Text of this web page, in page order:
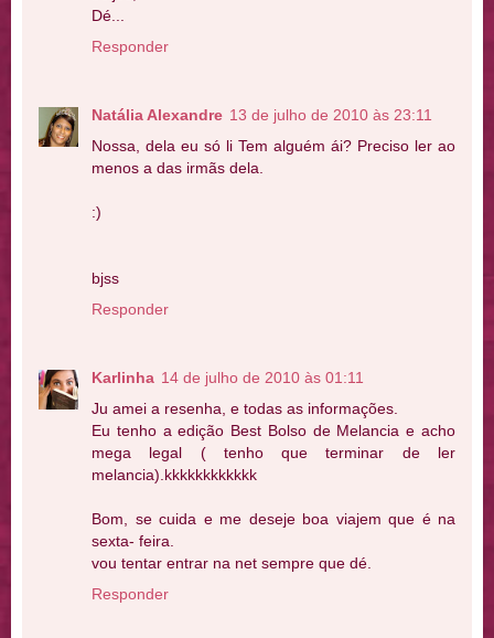
Dé...
Responder
Natália Alexandre 13 de julho de 2010 às 23:11
Nossa, dela eu só li Tem alguém ái? Preciso ler ao
menos a das irmãs dela.
:)
bjss
Responder
Karlinha 14 de julho de 2010 às 01:11
Ju amei a resenha, e todas as informações.
Eu tenho a edição Best Bolso de Melancia e acho
mega legal ( tenho que terminar de ler
melancia).kkkkkkkkkkkk
Bom, se cuida e me deseje boa viajem que é na
sexta- feira.
vou tentar entrar na net sempre que dé.
Responder